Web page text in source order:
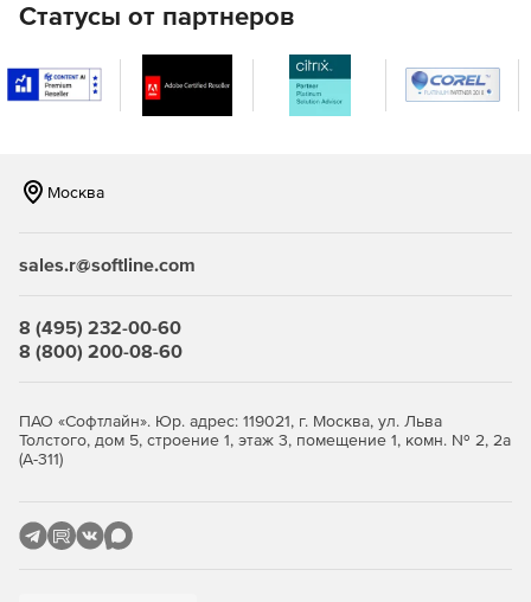
импортировать изображения, взятые с любой камеры,
последующих задач.
Обновление модельного трекинга. Модельный
ускорение рабочего процесса. Модельный трекинг с
моделей одновременно.
Статусы от партнеров
Москва
sales.r@softline.com
8 (495) 232-00-60
8 (800) 200-08-60
ПАО «Софтлайн». Юр. адрес: 119021, г. Москва, ул. Льва
Толстого, дом 5, строение 1, этаж 3, помещение 1, комн. № 2, 2а
(А-311)